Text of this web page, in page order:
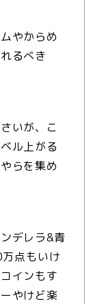
やからめ
るべき
いが、こ
ル上がる
らを集め
デレラ&青
点もいけ
インもす
やけど楽